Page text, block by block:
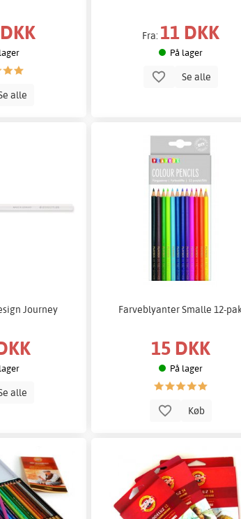
alle
Fra: 11 DKK
På lager
Se alle
Journey
alle
Farveblyanter Smalle 12-
15 DKK
På lager
Køb